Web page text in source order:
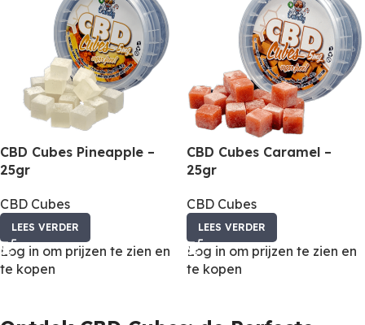
CBD Cubes Pineapple –
25gr
CBD Cubes
LEES VERDER
Log in om prijzen te zien en
te kopen
CBD Cubes Caramel –
25gr
CBD Cubes
LEES VERDER
Log in om prijzen te zien en
te kopen